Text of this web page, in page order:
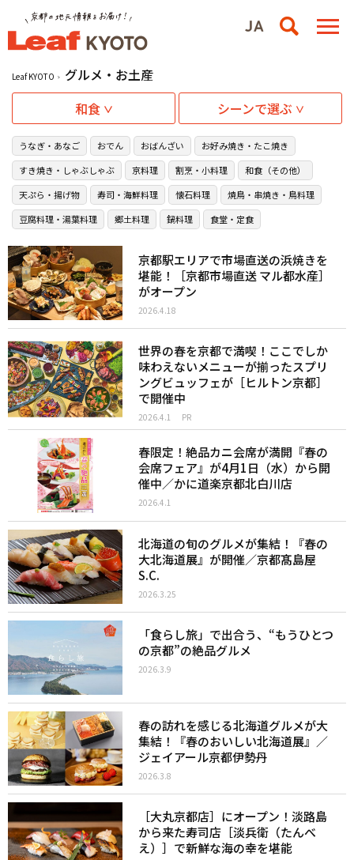
Leaf KYOTO
グルメ・お土産
和食
シーンで選ぶ
うなぎ・あなご おでん おばんざい
お好み焼き・たこ焼き
すき焼き・しゃぶしゃぶ
京料理 割烹・小料理
和食（その他）
天ぷら・揚げ物
寿司・海鮮料理 懐石料理
焼鳥・串焼き・鳥料理
豆腐料理・湯葉料理
郷土料理 鍋料理 食堂・定食
京都駅エリアで市場直送の浜焼きを
堪能！［京都市場直送 マル都水産］
がオープン
2026.4.18
世界の春を京都で満喫！ここでしか
味わえないメニューが揃ったスプリ
ングビュッフェが［ヒルトン京都］
で開催中
2026.4.1 PR
春限定！絶品カニ会席が満開『春の
会席フェア』が4月1日（水）から開
催中／かに道楽京都北白川店
2026.4.1
北海道の旬のグルメが集結！『春の
大北海道展』が開催／京都髙島屋
S.C.
2026.3.25
「食らし旅」で出合う、“もうひとつ
の京都”の絶品グルメ
2026.3.9
春の訪れを感じる北海道グルメが大
集結！『春のおいしい北海道展』／
ジェイアール京都伊勢丹
2026.3.8
［大丸京都店］にオープン！淡路島
から来た寿司店［淡兵衛（たんべ
え）］で新鮮な海の幸を堪能